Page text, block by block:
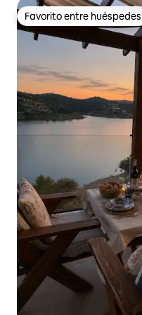
Favorito entre huéspedes
Favorito entre huéspedes